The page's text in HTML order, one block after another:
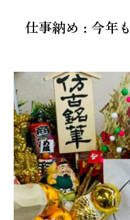
仕事納め : 今年